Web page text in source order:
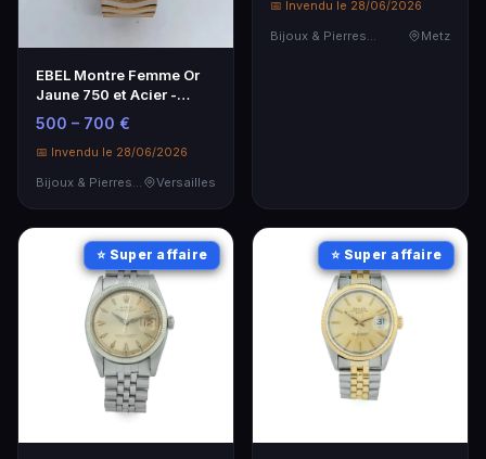
EBEL Montre Femme Or
Jaune 750 et Acier -
Cadran Champagne,
Diamants
500 – 700 €
📅 Invendu le 28/06/2026
Bijoux & Pierres Précieuses
Versailles
📅 Invendu le 28/06/2026
Bijoux & Pierres Précieuses
Metz
⭐ Super affaire ⭐ Super affaire